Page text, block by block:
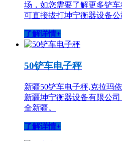
场，如您需要了解更多铲
可直接拔打坤宁衡器设备公
了解详情+
50铲车电子秤
新疆50铲车电子秤,克拉玛
新疆坤宁衡器设备有限公
全新疆。
了解详情+